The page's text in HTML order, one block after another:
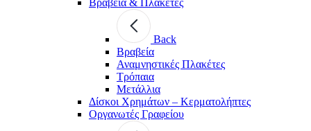
Back
Βραβεία
Αναμνηστικές Πλακέτες
Τρόπαια
Μετάλλια
Δίσκοι Χρημάτων – Κερματολήπτες
Οργανωτές Γραφείου